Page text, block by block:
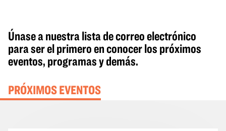
Únase a nuestra lista de correo electrónico
para ser el primero en conocer los próximos
eventos, programas y demás.
PRÓXIMOS EVENTOS